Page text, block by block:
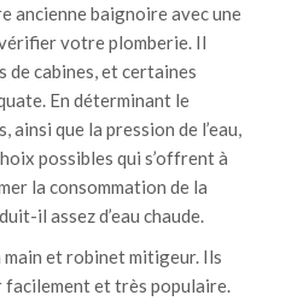
ancienne baignoire avec une
votre plomberie. Il
de cabines, et certaines
En déterminant le
ainsi que la pression de l’eau,
possibles qui s’offrent à
la consommation de la
il assez d’eau chaude.
et robinet mitigeur. Ils
facilement et très populaire.